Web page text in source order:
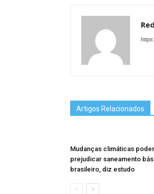
Artigos Relacionados
Mudanças climáticas
prejudicar saneamento
brasileiro, diz estudo